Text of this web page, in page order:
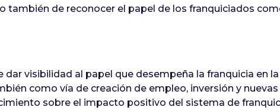
también de reconocer el papel de los franquiciados
dar visibilidad al papel que desempeña la franquicia en
como vía de creación de empleo, inversión y
sobre el impacto positivo del sistema de